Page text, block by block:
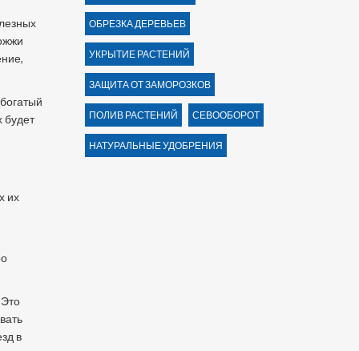
будет
их
Это
в
ОБРЕЗКА ДЕРЕВЬЕВ
УКРЫТИЕ РАСТЕНИЙ
ЗАЩИТА ОТ ЗАМОРОЗКОВ
ПОЛИВ РАСТЕНИЙ СЕВООБОРОТ
НАТУРАЛЬНЫЕ УДОБРЕНИЯ